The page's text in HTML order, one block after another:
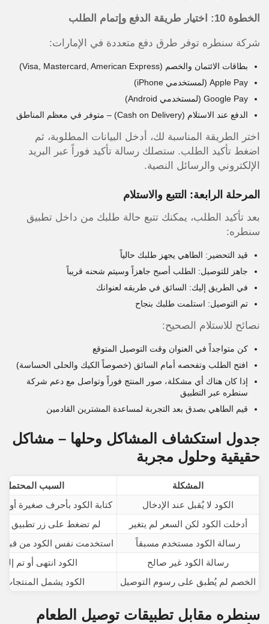
الخطوة 10: اختيار طريقة الدفع وإتمام الطلب
شركة سنطره توفر طرق دفع متعددة في الإمارات:
بطاقات الائتمان والخصم (Visa, Mastercard, American Express)
Apple Pay (لمستخدمي iPhone)
Google Pay (لمستخدمي Android)
الدفع عند الاستلام (Cash on Delivery) – متوفر في معظم المناطق
اختر الطريقة المناسبة لك، أدخل البيانات المطلوبة، ثم
اضغط تأكيد الطلب. ستصلك رسالة تأكيد فوراً عبر البريد
الإلكتروني والرسائل النصية.
المرحلة الرابعة: التتبع والاستلام
بعد تأكيد الطلب، يمكنك تتبع حالة طلبك من داخل تطبيق
سنطره:
قيد التحضير: الطاهي يجهز طلبك حالياً
جاهز للتوصيل: الطلب أصبح جاهزاً وسيتم شحنه قريباً
في الطريق إليك: السائق في طريقه لعنوانك
تم التوصيل: استلمت طلبك بنجاح
نصائح للاستلام الصحيح:
كن متواجداً في العنوان وقت التوصيل المتوقع
افتح الطلب وتفحصه أمام السائق (خصوصاً الكيك والحلى الحساسة)
إذا كان هناك أي مشكلة، صور المنتج فوراً وتواصل مع دعم شركة
سنطره عبر التطبيق
قيم الطاهي بصدق بعد التجربة لمساعدة المشترين القادمين
جدول استكشاف المشاكل وحلها – مشاكل
حقيقية وحلول مجربة
المشكلة
السبب المحتمل
الكود لا يُقبل عند الإدخال
كتابة الكود بأحرف صغيرة أو
أدخلت الكود لكن السعر لم يتغير
لم تضغط على زر تطبيق بعد
رسالة الكود مستخدم مسبقاً
استخدمت نفس الكود من
رسالة الكود غير صالح
الكود انتهى أو تم
الخصم لم يُطبق على رسوم التوصيل
الكود يشمل
سنطره مقابل تطبيقات توصيل الطعام